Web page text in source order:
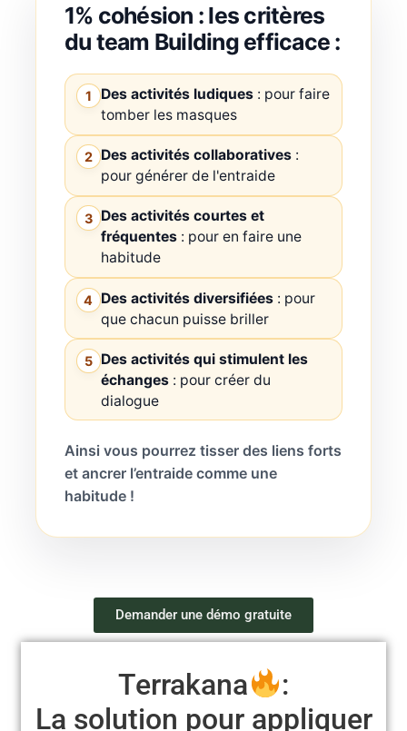
1% cohésion : les critères
du team Building efficace :
1 Des activités ludiques : pour faire
tomber les masques
2 Des activités collaboratives :
pour générer de l'entraide
3 Des activités courtes et
fréquentes : pour en faire une
habitude
4 Des activités diversifiées : pour
que chacun puisse briller
5 Des activités qui stimulent les
échanges : pour créer du
dialogue
Ainsi vous pourrez tisser des liens forts
et ancrer l’entraide comme une
habitude !
Demander une démo gratuite
Terrakana
:
La solution pour appliquer